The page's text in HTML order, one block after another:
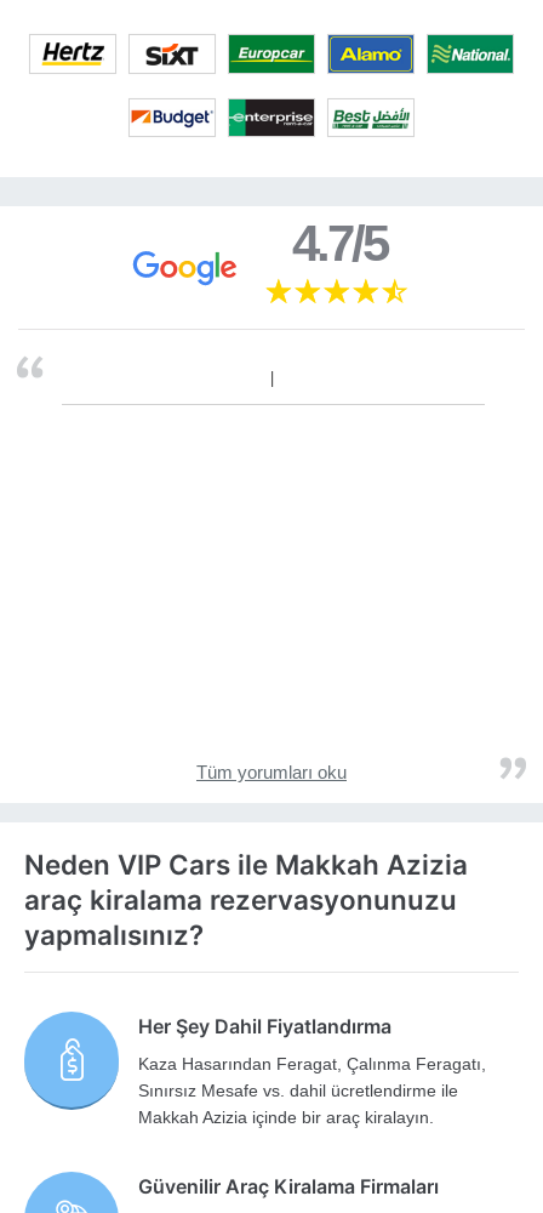
4.7/5
Tüm yorumları oku
Neden VIP Cars ile Makkah Azizia
araç kiralama rezervasyonunuzu
yapmalısınız?
Her Şey Dahil Fiyatlandırma
Kaza Hasarından Feragat, Çalınma Feragatı,
Sınırsız Mesafe vs. dahil ücretlendirme ile
Makkah Azizia içinde bir araç kiralayın.
Güvenilir Araç Kiralama Firmaları